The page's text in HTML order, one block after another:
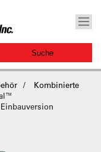
Kombinierte